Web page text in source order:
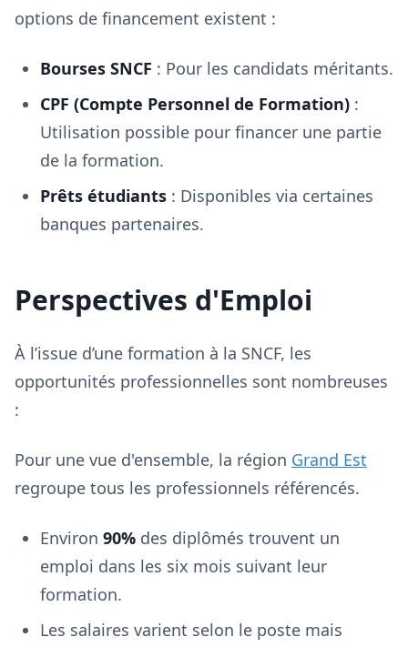
options de financement existent :
Bourses SNCF : Pour les candidats méritants.
CPF (Compte Personnel de Formation) :
Utilisation possible pour financer une partie
de la formation.
Prêts étudiants : Disponibles via certaines
banques partenaires.
Perspectives d'Emploi
À l’issue d’une formation à la SNCF, les
opportunités professionnelles sont nombreuses
:
Pour une vue d'ensemble, la région Grand Est
regroupe tous les professionnels référencés.
Environ 90% des diplômés trouvent un
emploi dans les six mois suivant leur
formation.
Les salaires varient selon le poste mais